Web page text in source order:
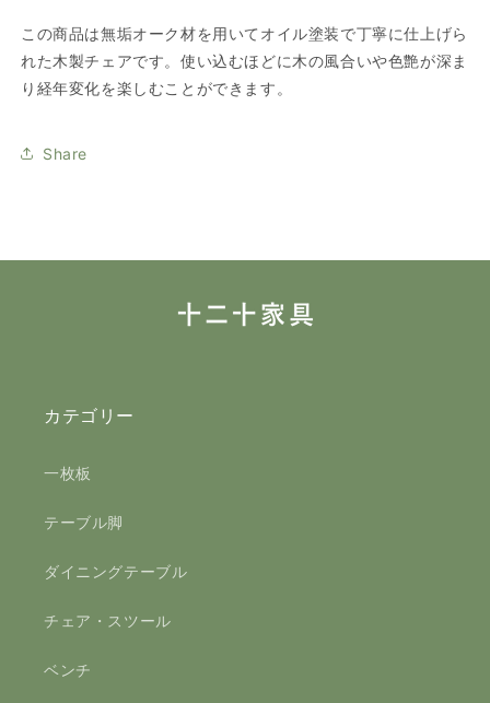
この商品は無垢オーク材を用いてオイル塗装で丁寧に仕上げら
れた木製チェアです。 使い込むほどに木の風合いや色艶が深ま
り経年変化を楽しむことができます。
Share
カテゴリー
一枚板
テーブル脚
ダイニングテーブル
チェア・スツール
ベンチ